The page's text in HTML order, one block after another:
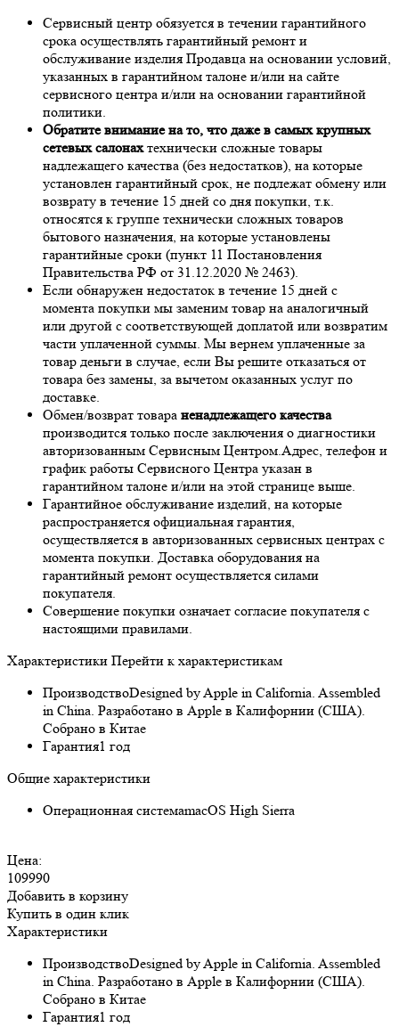
Сервисный центр обязуется в течении гарантийного
срока осуществлять гарантийный ремонт и
обслуживание изделия Продавца на основании условий,
указанных в гарантийном талоне и/или на сайте
сервисного центра и/или на основании гарантийной
политики.
Обратите внимание на то, что даже в самых крупных
сетевых салонахтехнически сложные товары
надлежащего качества (без недостатков), на которые
установлен гарантийный срок, не подлежат обмену или
возврату в течение 15 дней со дня покупки, т.к.
относятся к группе технически сложных товаров
бытового назначения, на которые установлены
гарантийные сроки (пункт 11 Постановления
Правительства РФ от 31.12.2020 № 2463).
Если обнаружен недостаток в течение 15 дней с
момента покупки мы заменим товар на аналогичный
или другой с соответствующей доплатой или возвратим
части уплаченной суммы. Мы вернем уплаченные за
товар деньги в случае, если Вы решите отказаться от
товара без замены, за вычетом оказанных услуг по
доставке.
Обмен/возврат товара ненадлежащего качества
производится только после заключения о диагностики
авторизованным Сервисным Центром.Адрес, телефон и
график работы Сервисного Центра указан в
гарантийном талоне и/или на этой странице выше.
Гарантийное обслуживание изделий, на которые
распространяется официальная гарантия,
осуществляется в авторизованных сервисных центрах с
момента покупки. Доставка оборудования на
гарантийный ремонт осуществляется силами
покупателя.
Совершение покупки означает согласие покупателя с
настоящими правилами.
Характеристики Перейти к характеристикам
ПроизводствоDesigned by Apple in California. Assembled
in China. Разработано в Apple в Калифорнии (США).
Собрано в Китае
Гарантия1 год
Общие характеристики
Операционная системаmacOS High Sierra
Цена:
109990
Добавить в корзину
Купить в один клик
Характеристики
ПроизводствоDesigned by Apple in California. Assembled
in China. Разработано в Apple в Калифорнии (США).
Собрано в Китае
Гарантия1 год